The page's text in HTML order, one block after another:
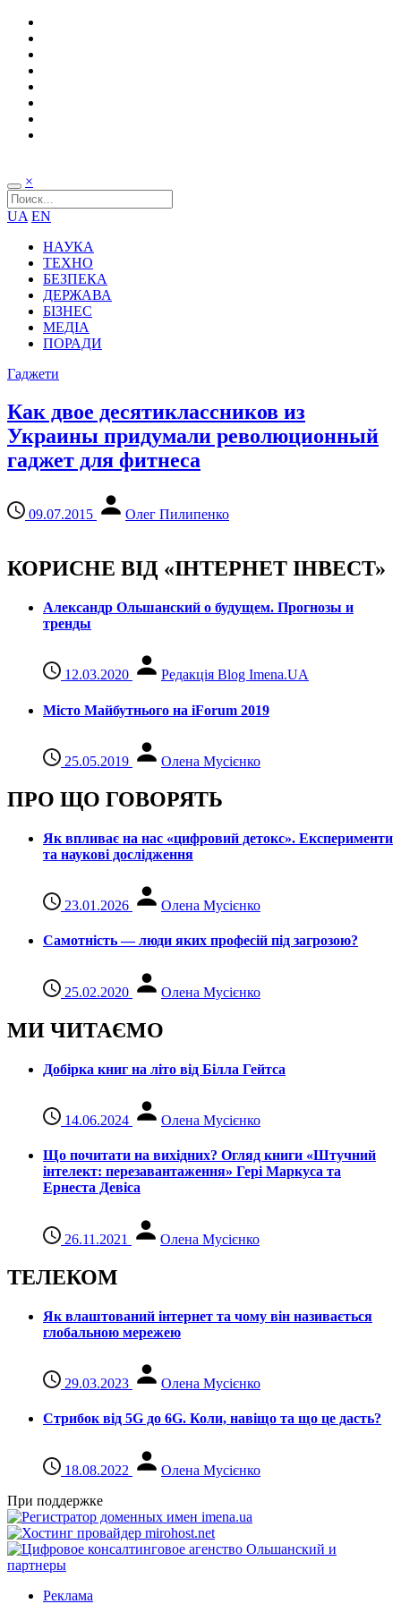
×
UA EN
НАУКА
ТЕХНО
БЕЗПЕКА
ДЕРЖАВА
БІЗНЕС
МЕДІА
ПОРАДИ
Гаджети
Как двое десятиклассников из
Украины придумали революционный
гаджет для фитнеса
09.07.2015 Олег Пилипенко
КОРИСНЕ ВІД «ІНТЕРНЕТ ІНВЕСТ»
Александр Ольшанский о будущем. Прогнозы и
тренды
12.03.2020 Редакція Blog Imena.UA
Місто Майбутнього на iForum 2019
25.05.2019 Олена Мусієнко
ПРО ЩО ГОВОРЯТЬ
Як впливає на нас «цифровий детокс». Експерименти
та наукові дослідження
23.01.2026 Олена Мусієнко
Самотність — люди яких професій під загрозою?
25.02.2020 Олена Мусієнко
МИ ЧИТАЄМО
Добірка книг на літо від Білла Гейтса
14.06.2024 Олена Мусієнко
Що почитати на вихідних? Огляд книги «Штучний
інтелект: перезавантаження» Гері Маркуса та
Ернеста Девіса
26.11.2021 Олена Мусієнко
ТЕЛЕКОМ
Як влаштований інтернет та чому він називається
глобальною мережею
29.03.2023 Олена Мусієнко
Стрибок від 5G до 6G. Коли, навіщо та що це даcть?
18.08.2022
Олена Мусієнко
При поддержке
Реклама